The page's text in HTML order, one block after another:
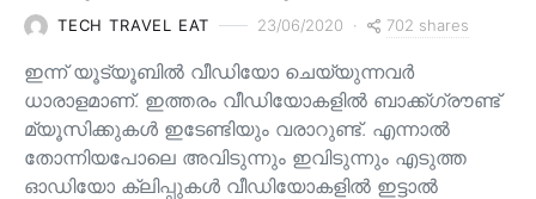
TECH TRAVEL EAT 23/06/2020 702 shares
ഇന്ന് യൂട്യൂബിൽ വീഡിയോ ചെയ്യുന്നവർ
ധാരാളമാണ്. ഇത്തരം വീഡിയോകളിൽ ബാക്ക്ഗ്രൗണ്ട്
മ്യൂസിക്കുകൾ ഇടേണ്ടിയും വരാറുണ്ട്. എന്നാൽ
തോന്നിയപോലെ അവിടുന്നും ഇവിടുന്നും എടുത്ത
ഓഡിയോ ക്ലിപ്പുകൾ വീഡിയോകളിൽ ഇട്ടാൽ